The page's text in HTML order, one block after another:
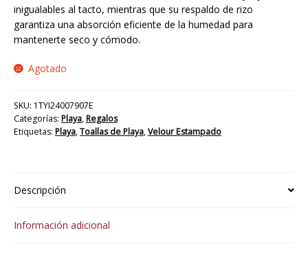
$6.990.$3.495.
inigualables al tacto, mientras que su respaldo de rizo
garantiza una absorción eficiente de la humedad para
mantenerte seco y cómodo.
Agotado
SKU: 1TYI24007907E
Categorías: Playa,Regalos
Etiquetas: Playa,Toallas de Playa,Velour Estampado
Descripción
Información adicional